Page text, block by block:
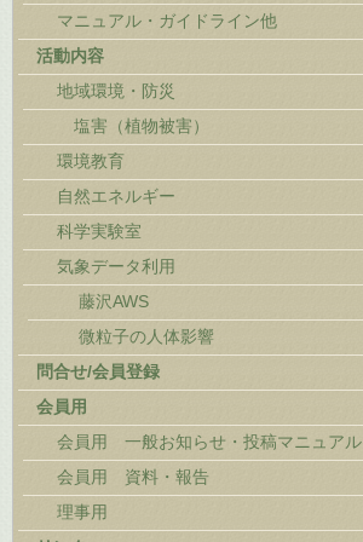
マニュアル・ガイドライン他
活動内容
地域環境・防災
塩害（植物被害）
環境教育
自然エネルギー
科学実験室
気象データ利用
藤沢AWS
微粒子の人体影響
問合せ/会員登録
会員用
会員用 一般お知らせ・投稿マニュアル
会員用 資料・報告
理事用